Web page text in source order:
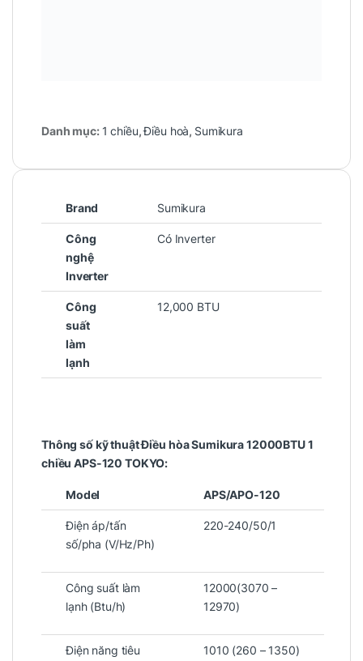
Danh mục: 1 chiều,Điều hoà, Sumikura
Brand Sumikura
Công
nghệ
Inverter
Có Inverter
Công
suất
làm
lạnh
12,000 BTU
Thông số kỹ thuật Điều hòa Sumikura 12000BTU 1
chiều APS-120 TOKYO:
Model APS/APO-120
Điện áp/tấn
số/pha (V/Hz/Ph)
220-240/50/1
Công suất làm
lạnh (Btu/h)
12000(3070 –
12970)
Điện năng tiêu 1010 (260 – 1350)